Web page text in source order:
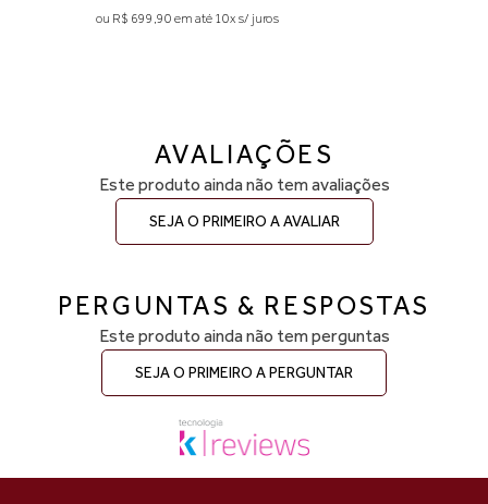
ou R$ 699,90 em até 10x s/ juros
AVALIAÇÕES
Este produto ainda não tem avaliações
SEJA O PRIMEIRO A AVALIAR
PERGUNTAS & RESPOSTAS
Este produto ainda não tem perguntas
SEJA O PRIMEIRO A PERGUNTAR